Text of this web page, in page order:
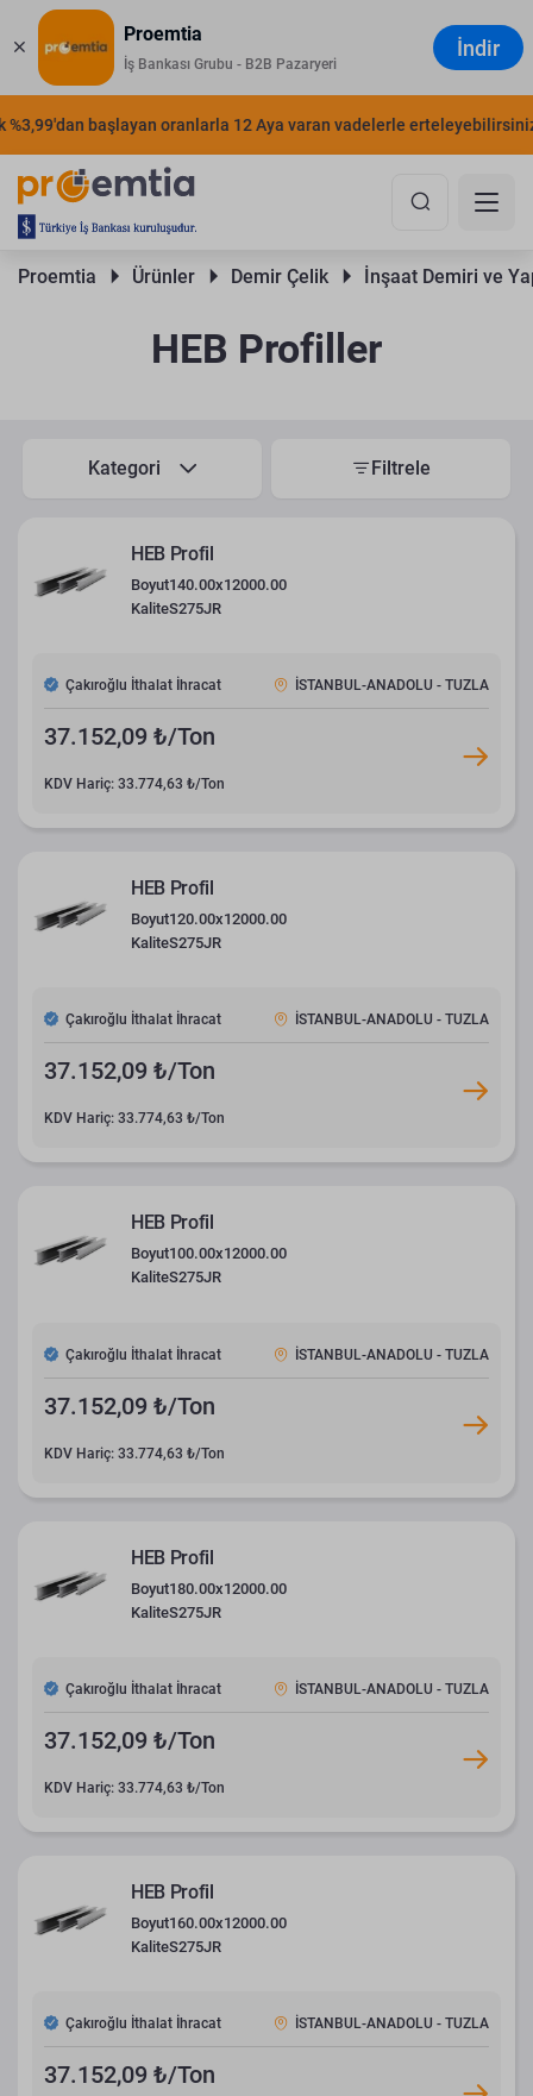
Proemtia
İş Bankası Grubu - B2B Pazaryeri
İndir
başlayan oranlarla 12 Aya varan vadelerle erteleyebilirsiniz.
Proemtia Ürünler Demir Çelik İnşaat Demiri ve
HEB Profiller
Kategori Filtrele
HEB Profil
Boyut140.00x12000.00
KaliteS275JR
Çakıroğlu İthalat İhracat İSTANBUL-ANADOLU - TUZLA
37.152,09 ₺/Ton
KDV Hariç: 33.774,63 ₺/Ton
HEB Profil
Boyut120.00x12000.00
KaliteS275JR
Çakıroğlu İthalat İhracat İSTANBUL-ANADOLU - TUZLA
37.152,09 ₺/Ton
KDV Hariç: 33.774,63 ₺/Ton
HEB Profil
Boyut100.00x12000.00
KaliteS275JR
Çakıroğlu İthalat İhracat İSTANBUL-ANADOLU - TUZLA
37.152,09 ₺/Ton
KDV Hariç: 33.774,63 ₺/Ton
HEB Profil
Boyut180.00x12000.00
KaliteS275JR
Çakıroğlu İthalat İhracat İSTANBUL-ANADOLU - TUZLA
37.152,09 ₺/Ton
KDV Hariç: 33.774,63 ₺/Ton
HEB Profil
Boyut160.00x12000.00
KaliteS275JR
Çakıroğlu İthalat İhracat İSTANBUL-ANADOLU - TUZLA
37.152,09 ₺/Ton